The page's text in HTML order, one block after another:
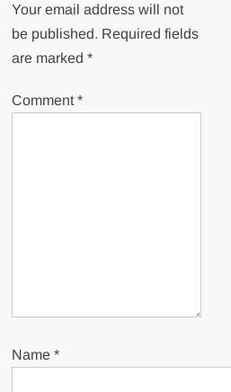
Your email address will not
be published. Required fields
are marked*
Comment*
Name*